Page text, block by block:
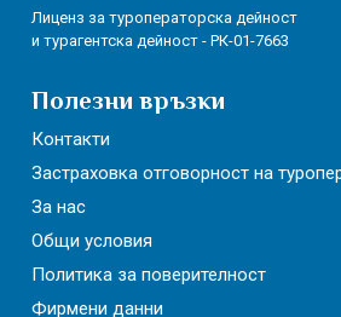
Лиценз за туроператорска дейност
и турагентска дейност - РК-01-7663
Полезни връзки
Контакти
Застраховка отговорност на
За нас
Общи условия
Политика за поверителност
Фирмени данни